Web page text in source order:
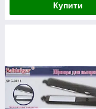
Купити